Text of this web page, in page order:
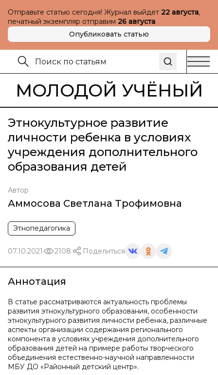
Отправьте статью сегодня! Журнал выйдет 22 августа,
печатный экземпляр отправим 26 августа
Опубликовать статью
МОЛОДОЙ УЧЁНЫЙ
Этнокультурное развитие
личности ребенка в условиях
учреждения дополнительного
образования детей
Автор
Аммосова Светлана Трофимовна
Этнопедагогика
07.10.2021 2108 Поделиться
Аннотация
В статье рассматриваются актуальность проблемы
развития этнокультурного образования, особенности
этнокультурного развития личности ребенка, различные
аспекты организации содержания регионального
компонента в условиях учреждения дополнительного
образования детей на примере работы творческого
объединения естественно-научной направленности
МБУ ДО «Районный детский центр».